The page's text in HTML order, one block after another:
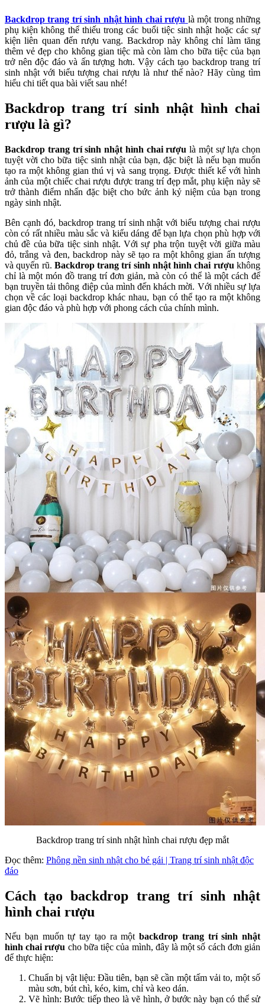
Backdrop trang trí sinh nhật hình chai rượu là một trong những
phụ kiện không thể thiếu trong các buổi tiệc sinh nhật hoặc các sự
kiện liên quan đến rượu vang. Backdrop này không chỉ làm tăng
thêm vẻ đẹp cho không gian tiệc mà còn làm cho bữa tiệc của bạn
trở nên độc đáo và ấn tượng hơn. Vậy cách tạo backdrop trang trí
sinh nhật với biểu tượng chai rượu là như thế nào? Hãy cùng tìm
hiểu chi tiết qua bài viết sau nhé!
Backdrop trang trí sinh nhật hình chai
rượu là gì?
Backdrop trang trí sinh nhật hình chai rượu là một sự lựa chọn
tuyệt vời cho bữa tiệc sinh nhật của bạn, đặc biệt là nếu bạn muốn
tạo ra một không gian thú vị và sang trọng. Được thiết kế với hình
ảnh của một chiếc chai rượu được trang trí đẹp mắt, phụ kiện này sẽ
trở thành điểm nhấn đặc biệt cho bức ảnh kỷ niệm của bạn trong
ngày sinh nhật.
Bên cạnh đó, backdrop trang trí sinh nhật với biểu tượng chai rượu
còn có rất nhiều màu sắc và kiểu dáng để bạn lựa chọn phù hợp với
chủ đề của bữa tiệc sinh nhật. Với sự pha trộn tuyệt vời giữa màu
đỏ, trắng và đen, backdrop này sẽ tạo ra một không gian ấn tượng
và quyến rũ. Backdrop trang trí sinh nhật hình chai rượu không
chỉ là một món đồ trang trí đơn giản, mà còn có thể là một cách để
bạn truyền tải thông điệp của mình đến khách mời. Với nhiều sự lựa
chọn về các loại backdrop khác nhau, bạn có thể tạo ra một không
gian độc đáo và phù hợp với phong cách của chính mình.
Backdrop trang trí sinh nhật hình chai rượu đẹp mắt
Đọc thêm: Phông nền sinh nhật cho bé gái | Trang trí sinh nhật độc
đáo
Cách tạo backdrop trang trí sinh nhật
hình chai rượu
Nếu bạn muốn tự tay tạo ra một backdrop trang trí sinh nhật
hình chai rượu cho bữa tiệc của mình, đây là một số cách đơn giản
để thực hiện:
Chuẩn bị vật liệu: Đầu tiên, bạn sẽ cần một tấm vải to, một số
màu sơn, bút chì, kéo, kim, chỉ và keo dán.
Vẽ hình: Bước tiếp theo là vẽ hình, ở bước này bạn có thể sử